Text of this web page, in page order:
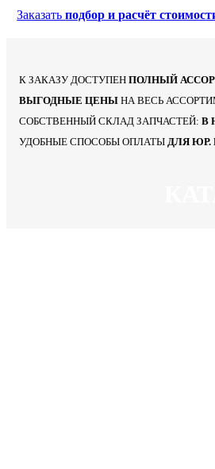
Заказатьподбор и расчёт
К ЗАКАЗУ ДОСТУПЕН ПОЛНЫЙ
ВЫГОДНЫЕ ЦЕНЫ НА ВЕСЬ
СОБСТВЕННЫЙ СКЛАД ЗАПЧАСТЕЙ: В
УДОБНЫЕ СПОСОБЫ ОПЛАТЫ ДЛЯ ЮР.